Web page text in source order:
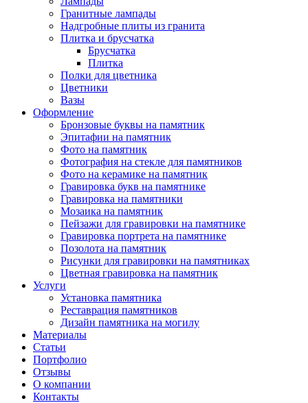
Гранитные лампады
Надгробные плиты из гранита
Плитка и брусчатка
Брусчатка
Плитка
Полки для цветника
Цветники
Вазы
Оформление
Бронзовые буквы на памятник
Эпитафии на памятник
Фото на памятник
Фотография на стекле для памятников
Фото на керамике на памятник
Гравировка букв на памятнике
Гравировка на памятники
Мозаика на памятник
Пейзажи для гравировки на памятнике
Гравировка портрета на памятнике
Позолота на памятник
Рисунки для гравировки на памятниках
Цветная гравировка на памятник
Услуги
Установка памятника
Реставрация памятников
Дизайн памятника на могилу
Материалы
Статьи
Портфолио
Отзывы
О компании
Контакты